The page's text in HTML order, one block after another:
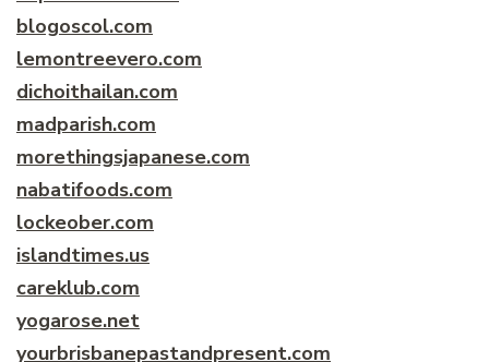
blogoscol.com
lemontreevero.com
dichoithailan.com
madparish.com
morethingsjapanese.com
nabatifoods.com
lockeober.com
islandtimes.us
careklub.com
yogarose.net
yourbrisbanepastandpresent.com